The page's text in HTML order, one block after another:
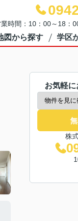
時間：10：00～18：
図から探す 学区
お気軽
株